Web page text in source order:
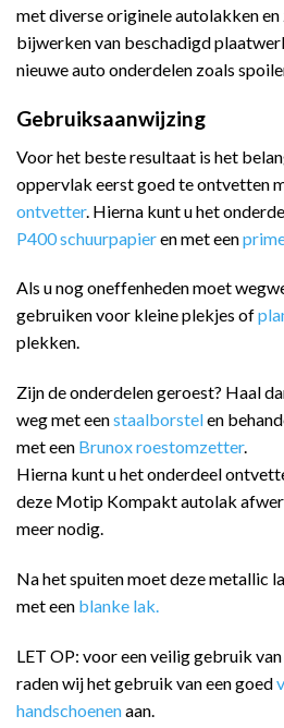
met diverse originele autolakken
bijwerken van beschadigd
nieuwe auto onderdelen zoals
Gebruiksaanwijzing
Voor het beste resultaat is het
oppervlak eerst goed te ontvetten
ontvetter. Hierna kunt u het
P400 schuurpapieren met een
Als u nog oneffenheden moet
gebruiken voor kleine plekjes of
plekken.
Zijn de onderdelen geroest? Haal
weg met eenstaalborstelen
met een Brunox roestomzetter.
Hierna kunt u het onderdeel
deze Motip Kompakt autolak
meer nodig.
Na het spuiten moet deze metallic
met een blanke lak.
LET OP: voor een veilig gebruik
raden wij het gebruik van een goed
handschoenenaan.